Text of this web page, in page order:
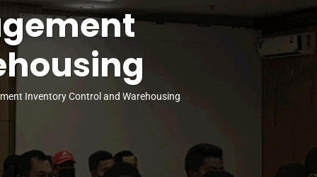
Inventory Control and Warehousing